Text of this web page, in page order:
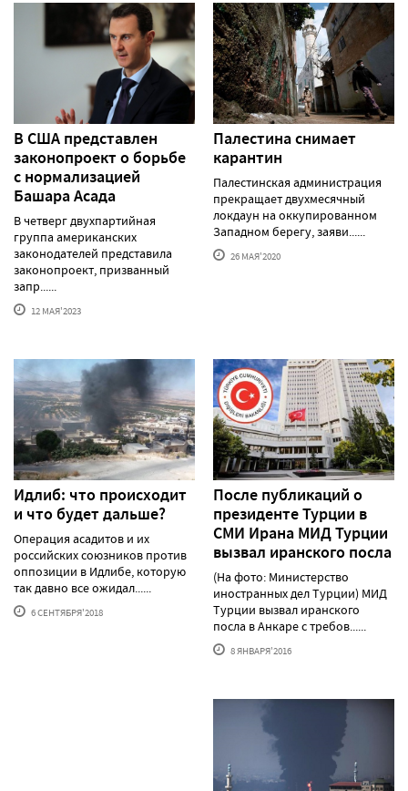
В США представлен
законопроект о борьбе
с нормализацией
Башара Асада
В четверг двухпартийная
группа американских
законодателей представила
законопроект, призванный
запр......
12 МАЯ'2023
Палестина снимает
карантин
Палестинская администрация
прекращает двухмесячный
локдаун на оккупированном
Западном берегу, заяви......
26 МАЯ'2020
Идлиб: что происходит
и что будет дальше?
Операция асадитов и их
российских союзников против
оппозиции в Идлибе, которую
так давно все ожидал......
6 СЕНТЯБРЯ'2018
После публикаций о
президенте Турции в
СМИ Ирана МИД Турции
вызвал иранского посла
(На фото: Министерство
иностранных дел Турции) МИД
Турции вызвал иранского
посла в Анкаре с требов......
8 ЯНВАРЯ'2016